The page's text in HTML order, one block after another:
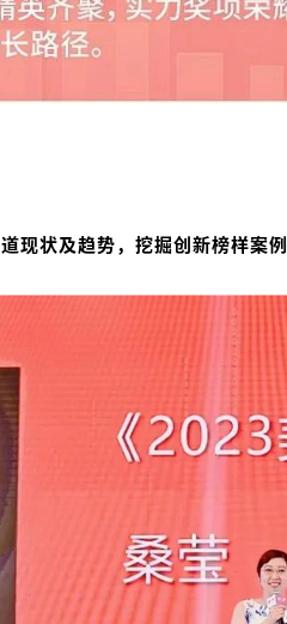
现状及趋势，挖掘创新榜样案例